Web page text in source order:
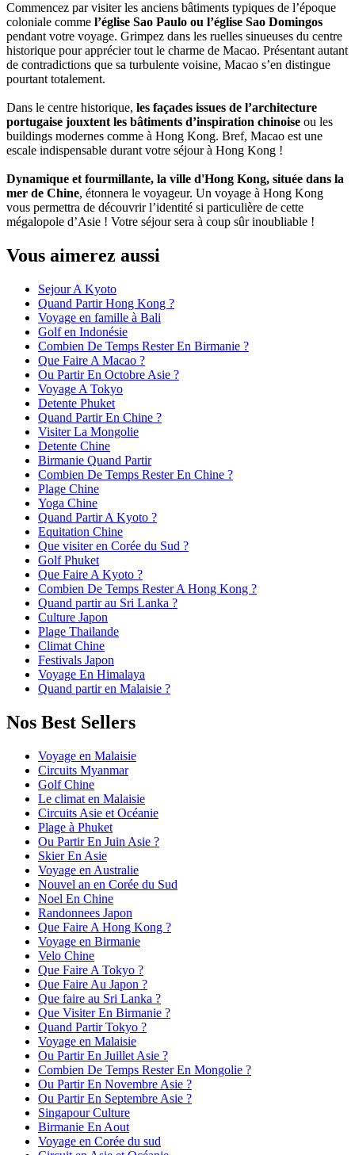
Commencez par visiter les anciens bâtiments typiques de l’époque
coloniale comme l’église Sao Paulo ou l’église Sao Domingos
pendant votre voyage. Grimpez dans les ruelles sinueuses du centre
historique pour apprécier tout le charme de Macao. Présentant autant
de contradictions que sa turbulente voisine, Macao s’en distingue
pourtant totalement.
Dans le centre historique, les façades issues de l’architecture
portugaise jouxtent les bâtiments d’inspiration chinoise ou les
buildings modernes comme à Hong Kong. Bref, Macao est une
escale indispensable durant votre séjour à Hong Kong !
Dynamique et fourmillante, la ville d'Hong Kong, située dans la
mer de Chine, étonnera le voyageur. Un voyage à Hong Kong
vous permettra de découvrir l’identité si particulière de cette
mégalopole d’Asie ! Votre séjour sera à coup sûr inoubliable !
Vous aimerez aussi
Sejour A Kyoto
Quand Partir Hong Kong ?
Voyage en famille à Bali
Golf en Indonésie
Combien De Temps Rester En Birmanie ?
Que Faire A Macao ?
Ou Partir En Octobre Asie ?
Voyage A Tokyo
Detente Phuket
Quand Partir En Chine ?
Visiter La Mongolie
Detente Chine
Birmanie Quand Partir
Combien De Temps Rester En Chine ?
Plage Chine
Yoga Chine
Quand Partir A Kyoto ?
Equitation Chine
Que visiter en Corée du Sud ?
Golf Phuket
Que Faire A Kyoto ?
Combien De Temps Rester A Hong Kong ?
Quand partir au Sri Lanka ?
Culture Japon
Plage Thailande
Climat Chine
Festivals Japon
Voyage En Himalaya
Quand partir en Malaisie ?
Nos Best Sellers
Voyage en Malaisie
Circuits Myanmar
Golf Chine
Le climat en Malaisie
Circuits Asie et Océanie
Plage à Phuket
Ou Partir En Juin Asie ?
Skier En Asie
Voyage en Australie
Nouvel an en Corée du Sud
Noel En Chine
Randonnees Japon
Que Faire A Hong Kong ?
Voyage en Birmanie
Velo Chine
Que Faire A Tokyo ?
Que Faire Au Japon ?
Que faire au Sri Lanka ?
Que Visiter En Birmanie ?
Quand Partir Tokyo ?
Voyage en Malaisie
Ou Partir En Juillet Asie ?
Combien De Temps Rester En Mongolie ?
Ou Partir En Novembre Asie ?
Ou Partir En Septembre Asie ?
Singapour Culture
Birmanie En Aout
Voyage en Corée du sud